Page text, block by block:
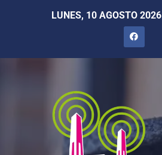
LUNES, 10 AGOSTO 2026